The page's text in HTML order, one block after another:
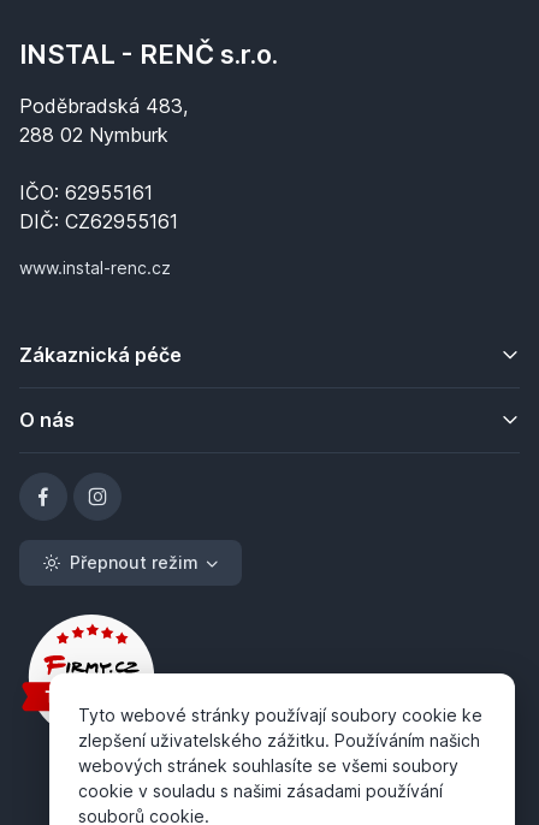
INSTAL - RENČ s.r.o.
Poděbradská 483,
288 02 Nymburk
IČO: 62955161
DIČ: CZ62955161
www.instal-renc.cz
Zákaznická péče
O nás
Přepnout režim
Tyto webové stránky používají soubory cookie ke
zlepšení uživatelského zážitku. Používáním našich
webových stránek souhlasíte se všemi soubory
cookie v souladu s našimi zásadami používání
souborů cookie.